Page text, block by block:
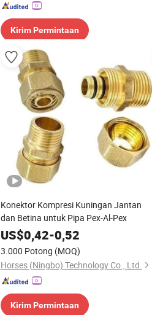
Kirim Permintaan
Konektor Kompresi Kuningan Jantan
dan Betina untuk Pipa Pex-Al-Pex
US$0,42-0,52
3.000 Potong (MOQ)
Horses (Ningbo) Technology Co., Ltd.
Kirim Permintaan